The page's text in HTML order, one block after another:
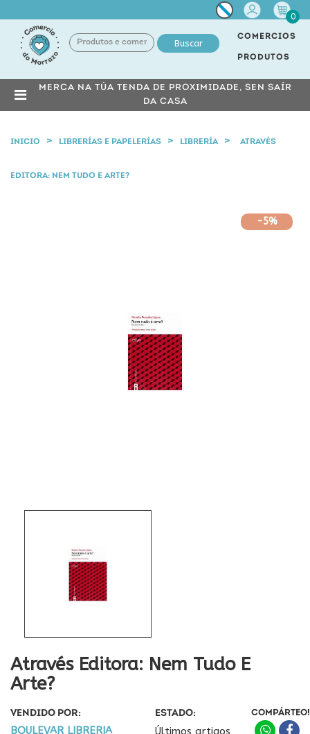
Miña
conta
0
Buscar
COMERCIOS
PRODUTOS
MERCA NA TÚA TENDA DE PROXIMIDADE, SEN SAÍR
DA CASA
INICIO LIBRERÍAS E PAPELERÍAS LIBRERÍA ATRAVÉS
EDITORA: NEM TUDO E ARTE?
-5%
Através Editora: Nem Tudo E
Arte?
VENDIDO POR:
BOULEVAR LIBRERIA
ESTADO:
Últimos artigos
COMPÁRTEO!